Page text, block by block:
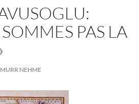
PAS LA
NEHME